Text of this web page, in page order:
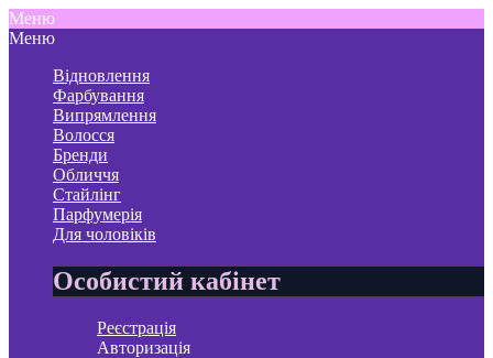
Меню
Меню
Відновлення
Фарбування
Випрямлення
Волосся
Бренди
Обличчя
Стайлінг
Парфумерія
Для чоловіків
Особистий кабінет
Реєстрація
Авторизація